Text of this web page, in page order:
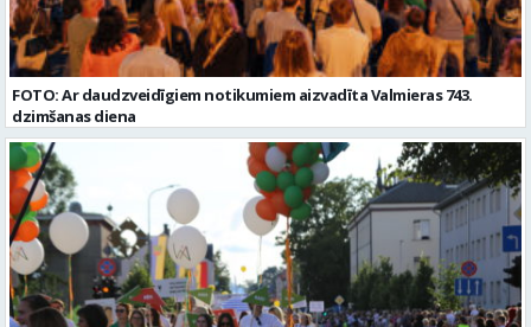
FOTO: Ar daudzveidīgiem notikumiem aizvadīta Valmieras 743.
dzimšanas diena